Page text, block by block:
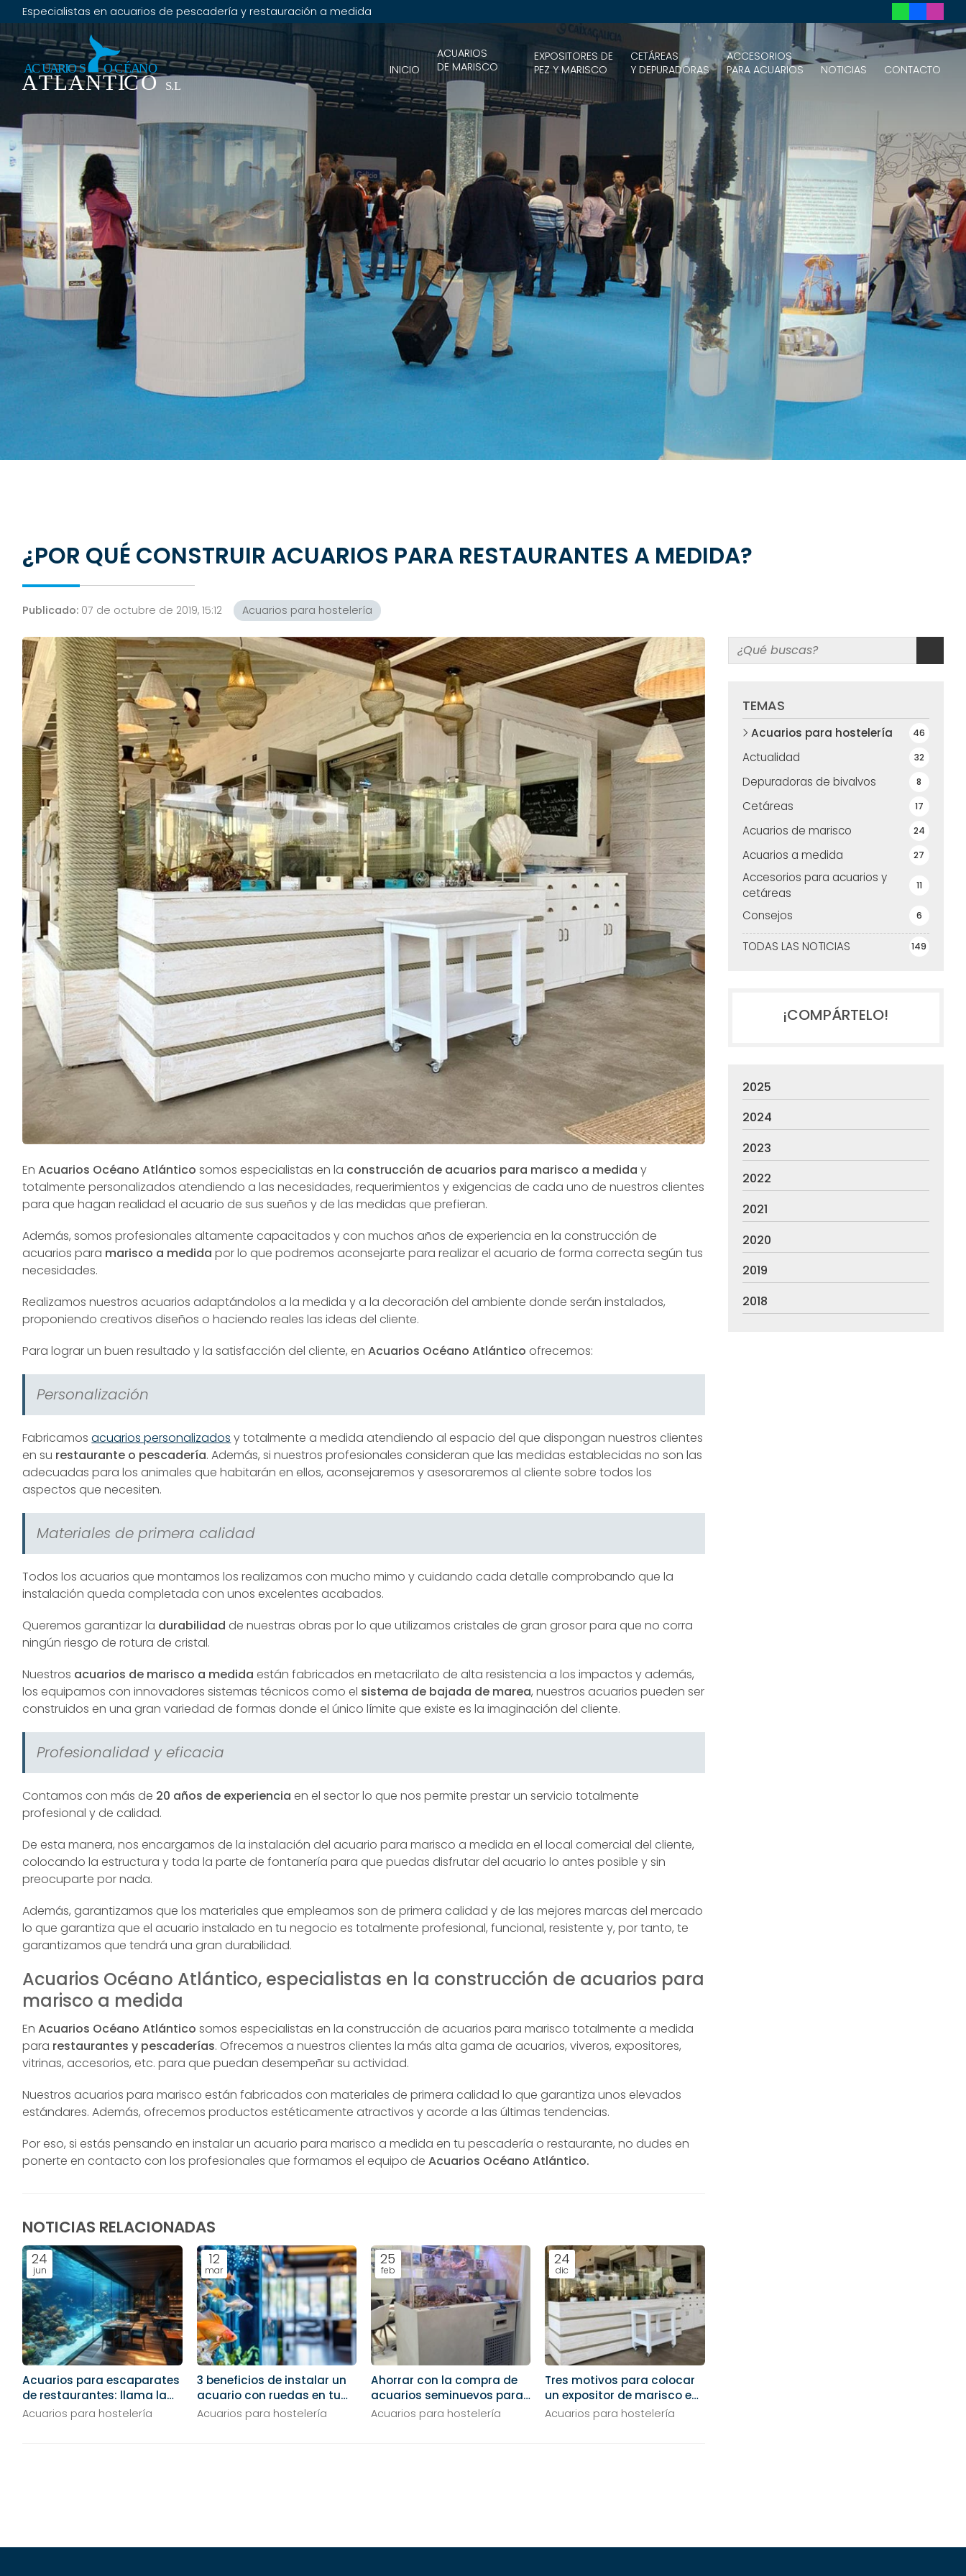
Especialistas en acuarios de pescadería y restauración a medida
INICIO
ACUARIOS
DE MARISCO
EXPOSITORES DE
PEZ Y MARISCO
CETÁREAS
Y DEPURADORAS
ACCESORIOS
PARA ACUARIOS
NOTICIAS CONTACTO
¿POR QUÉ CONSTRUIR ACUARIOS PARA RESTAURANTES A MEDIDA?
Publicado: 07 de octubre de 2019, 15:12 Acuarios para hostelería
TEMAS
TODAS LAS NOTICIAS 149
Acuarios para hostelería 46
Actualidad 32
Depuradoras de bivalvos 8
Cetáreas 17
Acuarios de marisco 24
Acuarios a medida 27
Accesorios para acuarios y
cetáreas
11
Consejos 6
EnAcuarios Océano Atlántico somos especialistas en la construcción de acuarios para marisco a medida y
totalmente personalizados atendiendo a las necesidades, requerimientos y exigencias de cada uno de nuestros clientes
para que hagan realidad el acuario de sus sueños y de las medidas que prefieran.
Además, somos profesionales altamente capacitados y con muchos años de experiencia en la construcción de
acuarios para marisco a medida por lo que podremos aconsejarte para realizar el acuario de forma correcta según tus
necesidades.
Realizamos nuestros acuarios adaptándolos a la medida y a la decoración del ambiente donde serán instalados,
proponiendo creativos diseños o haciendo reales las ideas del cliente.
Para lograr un buen resultado y la satisfacción del cliente, enAcuarios Océano Atlántico ofrecemos:
Personalización
Fabricamosacuarios personalizados y totalmente a medida atendiendo al espacio del que dispongan nuestros clientes
en su restaurante o pescadería. Además, si nuestros profesionales consideran que las medidas establecidas no son las
adecuadas para los animales que habitarán en ellos, aconsejaremos y asesoraremos al cliente sobre todos los
aspectos que necesiten.
Materiales de primera calidad
Todos los acuarios que montamos los realizamos con mucho mimo y cuidando cada detalle comprobando que la
instalación queda completada con unos excelentes acabados.
Queremos garantizar la durabilidad de nuestras obras por lo que utilizamos cristales de gran grosor para que no corra
ningún riesgo de rotura de cristal.
Nuestros acuarios de marisco a medida están fabricados en metacrilato de alta resistencia a los impactos y además,
los equipamos con innovadores sistemas técnicos como el sistema de bajada de marea, nuestros acuarios pueden ser
construidos en una gran variedad de formas donde el único límite que existe es la imaginación del cliente.
Profesionalidad y eficacia
Contamos con más de 20 años de experiencia en el sector lo que nos permite prestar un servicio totalmente
profesional y de calidad.
De esta manera, nos encargamos de la instalación del acuario para marisco a medida en el local comercial del cliente,
colocando la estructura y toda la parte de fontanería para que puedas disfrutar del acuario lo antes posible y sin
preocuparte por nada.
Además, garantizamos que los materiales que empleamos son de primera calidad y de las mejores marcas del mercado
lo que garantiza que el acuario instalado en tu negocio es totalmente profesional, funcional, resistente y, por tanto, te
garantizamos que tendrá una gran durabilidad.
Acuarios Océano Atlántico, especialistas en la construcción de acuarios para
marisco a medida
EnAcuarios Océano Atlántico somos especialistas en la construcción de acuarios para marisco totalmente a medida
para restaurantes y pescaderías. Ofrecemos a nuestros clientes la más alta gama de acuarios, viveros, expositores,
vitrinas, accesorios, etc. para que puedan desempeñar su actividad.
Nuestros acuarios para marisco están fabricados con materiales de primera calidad lo que garantiza unos elevados
estándares. Además, ofrecemos productos estéticamente atractivos y acorde a las últimas tendencias.
Por eso, si estás pensando en instalar un acuario para marisco a medida en tu pescadería o restaurante, no dudes en
ponerte en contacto con los profesionales que formamos el equipo deAcuarios Océano Atlántico.
NOTICIAS RELACIONADAS
24
jun
Acuarios para escaparates
de restaurantes: llama la
atención de la calle
Acuarios para hostelería
12
mar
3 beneficios de instalar un
acuario con ruedas en tu
restaurante
Acuarios para hostelería
25
feb
Ahorrar con la compra de
acuarios seminuevos para
tu restaurante
Acuarios para hostelería
24
dic
Tres motivos para colocar
un expositor de marisco en
tu negocio
Acuarios para hostelería
¡COMPÁRTELO!
2025
2024
2023
2022
2021
2020
2019
2018